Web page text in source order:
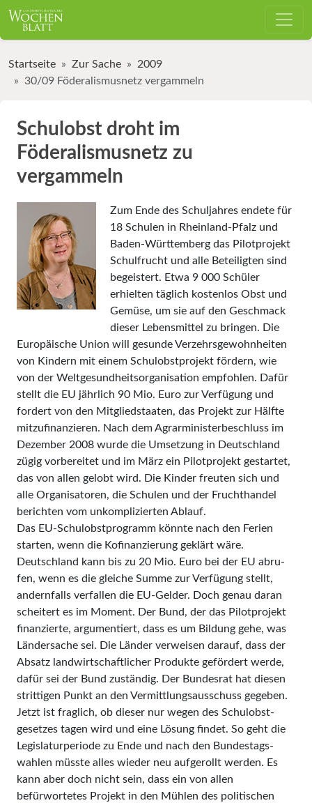
Startseite Zur Sache
2009
30/09 Föderalismusnetz vergammeln
Schulobst droht im
Föderalismusnetz zu
vergammeln
Zum Ende des Schuljahres en­de­te für
18 Schulen in Rheinland-Pfalz und
Baden-Württemberg das Pilotprojekt
Schulfrucht und alle Beteiligten sind
begeistert. Etwa 9 000 Schüler
erhielten täglich kostenlos Obst und
Gemüse, um sie auf den Geschmack
dieser Lebensmittel zu bringen. Die
Europäische Union will gesunde Verzehrsgewohnheiten
von Kindern mit einem Schulobst­projekt fördern, wie
von der Welt­gesundheitsorganisation empfohlen. Dafür
stellt die EU jährlich 90 Mio. Euro zur Verfügung und
fordert von den Mitgliedstaaten, das Projekt zur Hälfte
mit­zufinanzieren. Nach dem Agrar­minis­terbeschluss im
Dezember 2008 wurde die Umsetzung in Deutschland
zügig vorbe­reitet und im März ein Pilotprojekt gestartet,
das von allen gelobt wird. Die Kinder freuten sich und
alle Organisatoren, die Schulen und der Fruchthandel
berichten vom un­kom­plizier­ten Ablauf.
Das EU-Schulobstprogramm könnte nach den Ferien
starten, wenn die Kofinan­zierung ge­klärt wäre.
Deutschland kann bis zu 20 Mio. Euro bei der EU ab­ru­
fen, wenn es die gleiche Sum­me zur Verfügung stellt,
andernfalls verfallen die EU-Gel­der. Doch genau daran
scheitert es im Moment. Der Bund, der das Pi­lot­­projekt
finanzierte, argumentiert, dass es um Bildung gehe, was
Ländersache sei. Die Länder verweisen darauf, dass der
Absatz landwirtschaftlicher Produkte ge­fördert werde,
dafür sei der Bund zuständig. Der Bundesrat hat diesen
stritti­gen Punkt an den Vermittlungs­ausschuss gegeben.
Jetzt ist frag­lich, ob dieser nur wegen des Schul­­obst­
gesetzes tagen wird und eine Lösung findet. So geht die
Legis­laturperiode zu Ende und nach den Bundestags­
wahlen müsste alles wieder neu aufgerollt werden. Es
kann aber doch nicht sein, dass ein von allen
befürwortetes Projekt in den Mühlen des politischen